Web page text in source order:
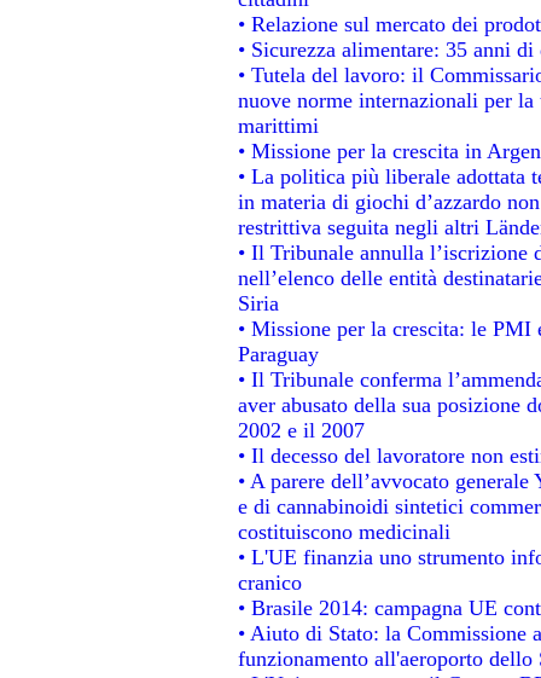
• Relazione sul mercato dei
• Sicurezza alimentare: 35 anni
• Tutela del lavoro: il
nuove norme internazionali per
marittimi
• Missione per la crescita in
• La politica più liberale adottata
in materia di giochi d’azzardo
restrittiva seguita negli altri
• Il Tribunale annulla
nell’elenco delle entità
Siria
• Missione per la crescita: le
Paraguay
• Il Tribunale conferma
aver abusato della sua posizione
2002 e il 2007
• Il decesso del lavoratore non
• A parere dell’avvocato
e di cannabinoidi sintetici
costituiscono medicinali
• L'UE finanzia uno strumento
cranico
• Brasile 2014: campagna UE
• Aiuto di Stato: la Commissione
funzionamento all'aeroporto